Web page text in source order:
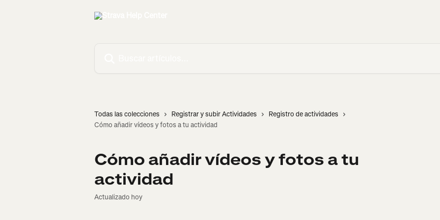
Todas las colecciones Registrar y subir Actividades
Registro de actividades
Cómo añadir vídeos y fotos a tu actividad
Cómo añadir vídeos y fotos a tu
actividad
Actualizado hoy